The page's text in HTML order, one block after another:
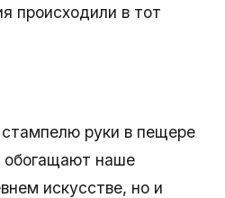
происходили в тот
руки в пещере
обогащают наше
искусстве, но и